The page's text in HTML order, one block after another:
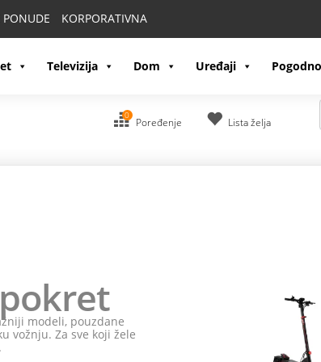
PONUDE KORPORATIVNA
Televizija Dom Uređaji
0
Poređenje Lista želja
modeli, pouzdane
vožnju. Za sve koji žele